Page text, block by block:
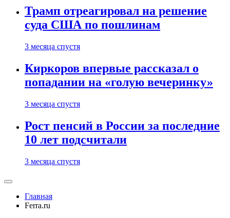
Трамп отреагировал на решение
суда США по пошлинам
3 месяца спустя
Киркоров впервые рассказал о
попадании на «голую вечеринку»
3 месяца спустя
Рост пенсий в России за последние
10 лет подсчитали
3 месяца спустя
Главная
Ferra.ru